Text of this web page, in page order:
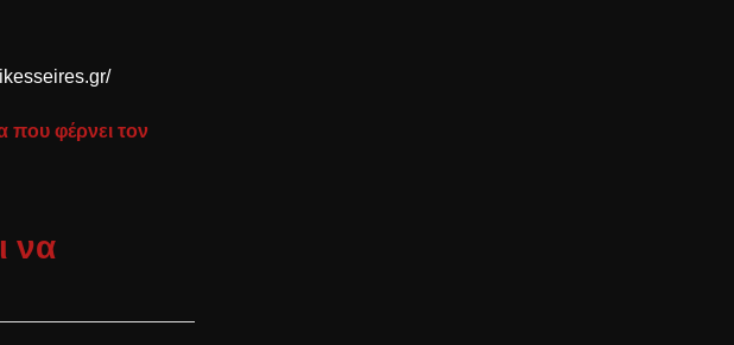
που φέρνει τον
να